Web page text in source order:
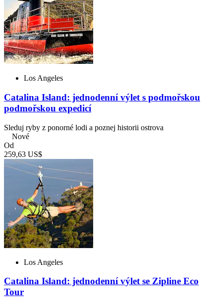
Los Angeles
Catalina Island: jednodenní výlet s podmořskou
podmořskou expedicí
Sleduj ryby z ponorné lodi a poznej historii ostrova
Nové
Od
259,63 US$
Los Angeles
Catalina Island: jednodenní výlet se Zipline Eco
Tour